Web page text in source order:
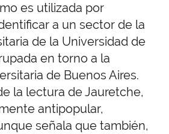
es utilizada por
a un sector de la
de la Universidad de
en torno a la
de Buenos Aires.
la lectura de Jauretche,
antipopular,
señala que también,